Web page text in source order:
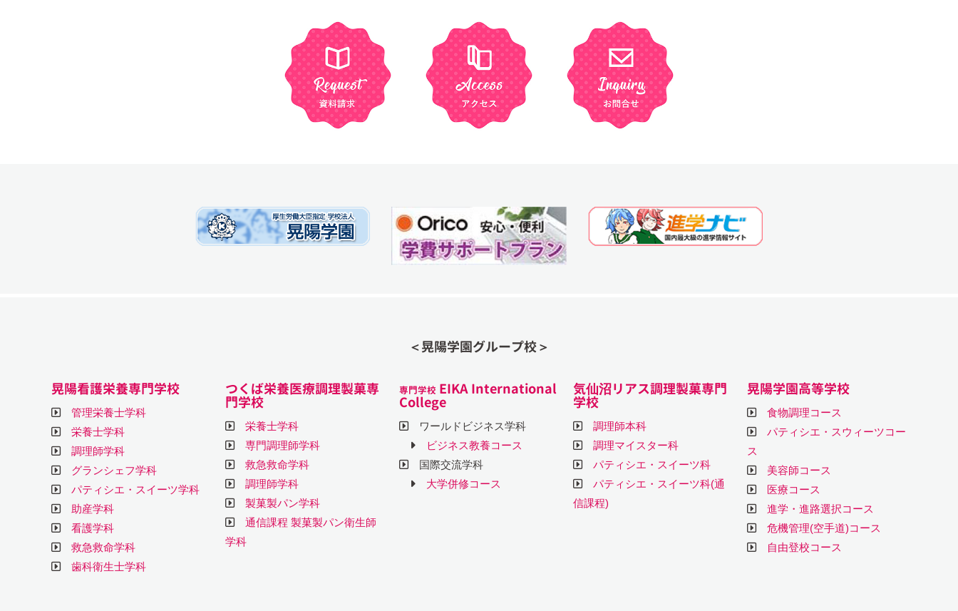
＜晃陽学園グループ校＞
晃陽看護栄養専門学校
管理栄養士学科
栄養士学科
調理師学科
グランシェフ学科
パティシエ・スイーツ学科
助産学科
看護学科
救急救命学科
歯科衛生士学科
つくば栄養医療調理製菓専
門学校
栄養士学科
専門調理師学科
救急救命学科
調理師学科
製菓製パン学科
通信課程 製菓製パン衛生師
学科
専門学校 EIKA International
College
ワールドビジネス学科
ビジネス教養コース
国際交流学科
大学併修コース
気仙沼リアス調理製菓専門
学校
調理師本科
調理マイスター科
パティシエ・スイーツ科
パティシエ・スイーツ科(通
信課程)
晃陽学園高等学校
食物調理コース
パティシエ・スウィーツコー
ス
美容師コース
医療コース
進学・進路選択コース
危機管理(空手道)コース
自由登校コース